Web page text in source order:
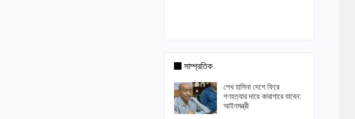
সাম্প্রতিক
শেখ হাসিনা দেশে ফিরে
গণহত্যার দায়ে কারাগারে যাবেন:
আইনমন্ত্রী